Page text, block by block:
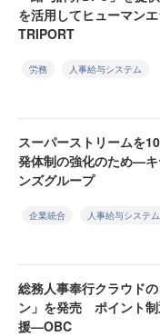
を活用してヒューマン
TRIPORT
労務 人事給与システム
スーパーストリームを
発体制の強化のため—
ンズグループ
企業統合 人事給与システム
総務人事奉行クラウド
ン」を発売 ポイント
援—OBC